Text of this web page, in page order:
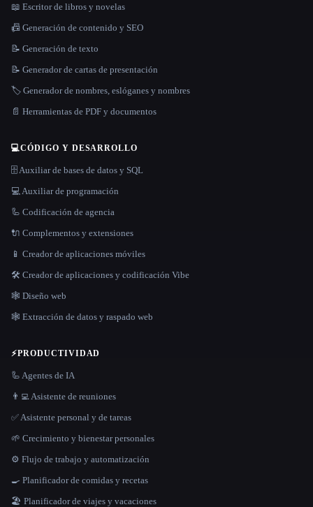
📖 Escritor de libros y novelas
📠 Generación de contenido y SEO
📝 Generación de texto
📝 Generador de cartas de presentación
🏷️ Generador de nombres, eslóganes y nombres
📄 Herramientas de PDF y documentos
💻CÓDIGO Y DESARROLLO
🗄️ Auxiliar de bases de datos y SQL
💻 Auxiliar de programación
🦾 Codificación de agencia
🔌 Complementos y extensiones
📱 Creador de aplicaciones móviles
🛠️ Creador de aplicaciones y codificación Vibe
🕸 Diseño web
🕸️ Extracción de datos y raspado web
⚡PRODUCTIVIDAD
🦾 Agentes de IA
👨‍💻 Asistente de reuniones
✅ Asistente personal y de tareas
🌱 Crecimiento y bienestar personales
⚙️ Flujo de trabajo y automatización
🍳 Planificador de comidas y recetas
🏖 Planificador de viajes y vacaciones